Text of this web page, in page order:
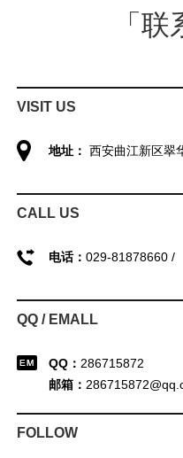
「联
VISIT US
地址： 西安曲江新区翠
CALL US
电话： 029-81878660 /
QQ / EMALL
QQ： 286715872
邮箱：
FOLLOW